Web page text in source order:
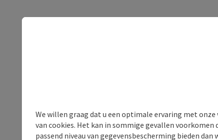
We willen graag dat u een optimale ervaring met
van cookies. Het kan in sommige gevallen voorkomen
passend niveau van gegevensbescherming bieden